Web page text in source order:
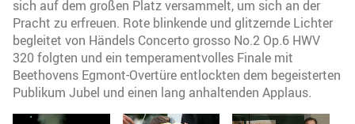
sich auf dem großen Platz versammelt, um sich an der
Pracht zu erfreuen. Rote blinkende und glitzernde Lichter
begleitet von Händels Concerto grosso No.2 Op.6 HWV
320 folgten und ein temperamentvolles Finale mit
Beethovens Egmont-Overtüre entlockten dem begeisterten
Publikum Jubel und einen lang anhaltenden Applaus.